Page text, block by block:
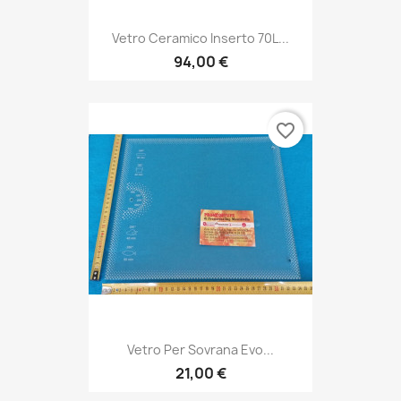
Vetro Ceramico Inserto 70L...
94,00 €
Vetro Per Sovrana Evo...
21,00 €
favorite_border